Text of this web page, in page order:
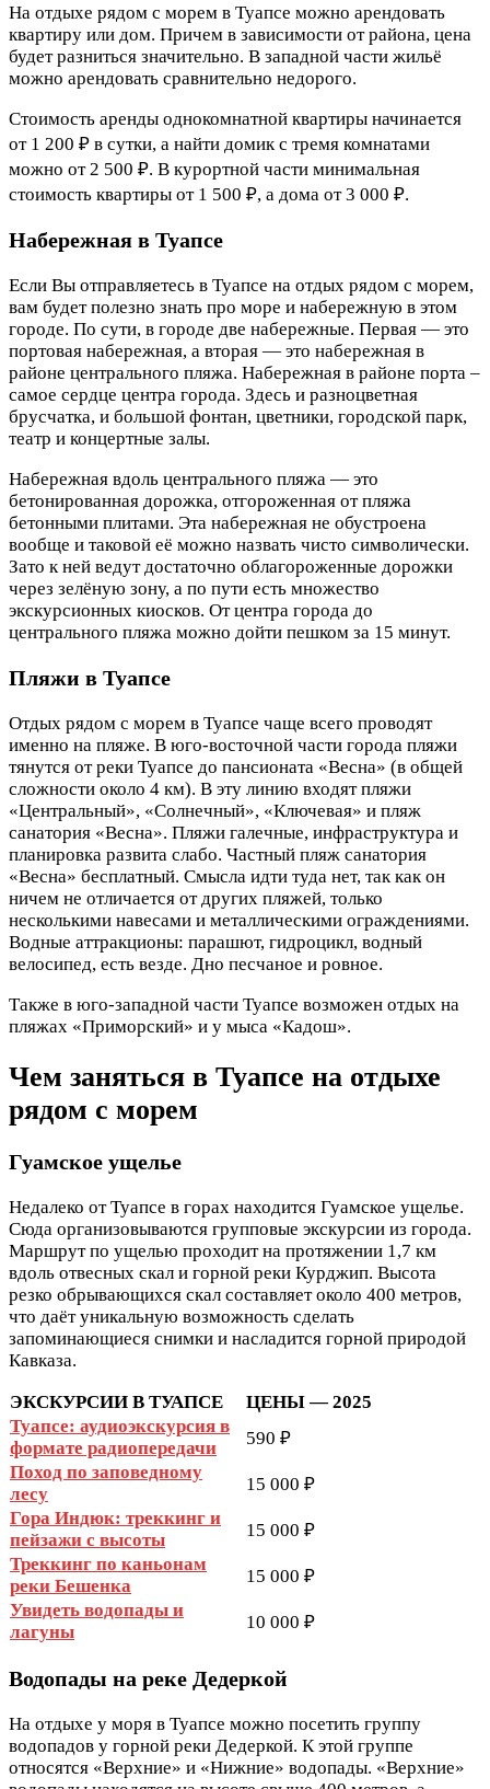
На отдыхе рядом с морем в Туапсе можно арендовать
квартиру или дом. Причем в зависимости от района, цена
будет разниться значительно. В западной части жильё
можно арендовать сравнительно недорого.
Стоимость аренды однокомнатной квартиры начинается
от 1 200 ₽ в сутки, а найти домик с тремя комнатами
можно от 2 500 ₽. В курортной части минимальная
стоимость квартиры от 1 500 ₽, а дома от 3 000 ₽.
Набережная в Туапсе
Если Вы отправляетесь в Туапсе на отдых рядом с морем,
вам будет полезно знать про море и набережную в этом
городе. По сути, в городе две набережные. Первая — это
портовая набережная, а вторая — это набережная в
районе центрального пляжа. Набережная в районе порта –
самое сердце центра города. Здесь и разноцветная
брусчатка, и большой фонтан, цветники, городской парк,
театр и концертные залы.
Набережная вдоль центрального пляжа — это
бетонированная дорожка, отгороженная от пляжа
бетонными плитами. Эта набережная не обустроена
вообще и таковой её можно назвать чисто символически.
Зато к ней ведут достаточно облагороженные дорожки
через зелёную зону, а по пути есть множество
экскурсионных киосков. От центра города до
центрального пляжа можно дойти пешком за 15 минут.
Пляжи в Туапсе
Отдых рядом с морем в Туапсе чаще всего проводят
именно на пляже. В юго-восточной части города пляжи
тянутся от реки Туапсе до пансионата «Весна» (в общей
сложности около 4 км). В эту линию входят пляжи
«Центральный», «Солнечный», «Ключевая» и пляж
санатория «Весна». Пляжи галечные, инфраструктура и
планировка развита слабо. Частный пляж санатория
«Весна» бесплатный. Смысла идти туда нет, так как он
ничем не отличается от других пляжей, только
несколькими навесами и металлическими ограждениями.
Водные аттракционы: парашют, гидроцикл, водный
велосипед, есть везде. Дно песчаное и ровное.
Также в юго-западной части Туапсе возможен отдых на
пляжах «Приморский» и у мыса «Кадош».
Чем заняться в Туапсе на отдыхе
рядом с морем
Гуамское ущелье
Недалеко от Туапсе в горах находится Гуамское ущелье.
Сюда организовываются групповые экскурсии из города.
Маршрут по ущелью проходит на протяжении 1,7 км
вдоль отвесных скал и горной реки Курджип. Высота
резко обрывающихся скал составляет около 400 метров,
что даёт уникальную возможность сделать
запоминающиеся снимки и насладится горной природой
Кавказа.
ЭКСКУРСИИ В ТУАПСЕ
ЦЕНЫ — 2025
Туапсе: аудиоэкскурсия в
формате радиопередачи
590 ₽
Поход по заповедному
лесу
15 000 ₽
Гора Индюк: треккинг и
пейзажи с высоты
15 000 ₽
Треккинг по каньонам
реки Бешенка
15 000 ₽
Увидеть водопады и
лагуны
10 000 ₽
Водопады на реке Дедеркой
На отдыхе у моря в Туапсе можно посетить группу
водопадов у горной реки Дедеркой. К этой группе
относятся «Верхние» и «Нижние» водопады. «Верхние»